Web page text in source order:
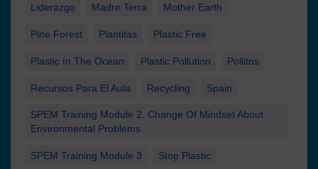
Liderazgo Madre Terra Mother Earth
Pine Forest Plantitas Plastic Free
Plastic In The Ocean Plastic Pollution Pollitos
Recursos Para El Aula Recycling Spain
SPEM Training Module 2. Change Of Mindset About
Environmental Problems
SPEM Training Module 3 Stop Plastic